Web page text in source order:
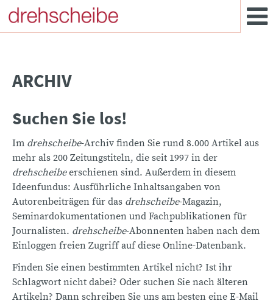
ARCHIV
Suchen Sie los!
Im drehscheibe-Archiv finden Sie rund 8.000 Artikel aus
mehr als 200 Zeitungstiteln, die seit 1997 in der
drehscheibeerschienen sind. Außerdem in diesem
Ideenfundus: Ausführliche Inhaltsangaben von
Autorenbeiträgen für das drehscheibe-Magazin,
Seminardokumentationen und Fachpublikationen für
Journalisten. drehscheibe-Abonnenten haben nach dem
Einloggen freien Zugriff auf diese Online-Datenbank.
Finden Sie einen bestimmten Artikel nicht? Ist ihr
Schlagwort nicht dabei? Oder suchen Sie nach älteren
Artikeln? Dann schreiben Sie uns am besten eine E-Mail